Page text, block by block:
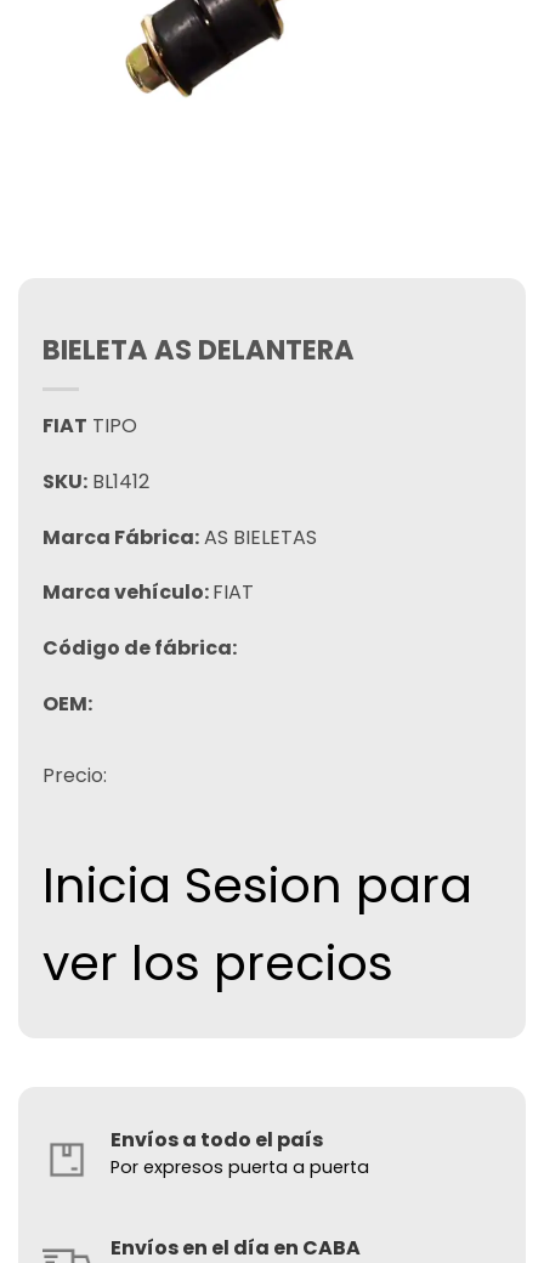
BIELETA AS DELANTERA
FIAT TIPO
SKU: BL1412
Marca Fábrica:AS BIELETAS
Marca vehículo:FIAT
Código de fábrica:
OEM:
Precio:
Inicia Sesion para
ver los precios
Envíos a todo el país
Por expresos puerta a puerta
Envíos en el día en CABA